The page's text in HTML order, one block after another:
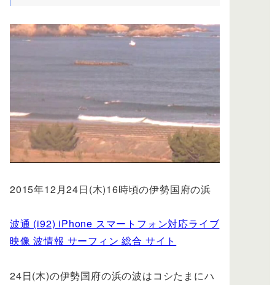
2015年12月24日(木)16時頃の伊勢国府の浜
波通 (i92) iPhone スマートフォン対応ライブ
映像 波情報 サーフィン 総合 サイト
24日(木)の伊勢国府の浜の波はコシたまにハ